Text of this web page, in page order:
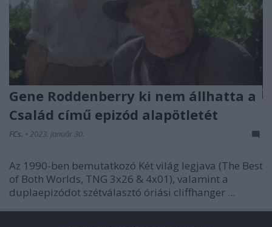
Gene Roddenberry ki nem állhatta a
Család című epizód alapötletét
FCs. • 2023. január 30.
Az 1990-ben bemutatkozó Két világ legjava (The Best
of Both Worlds, TNG 3x26 & 4x01), valamint a
duplaepizódot szétválasztó óriási cliffhanger ...